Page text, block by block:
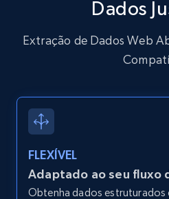
Search by parameters on
direct link as input
Zpid, City, State,
and more.
Dados
Extração de Dados Web
FLEXÍVEL
Adaptado ao seu fluxo
Obtenha dados estruturados